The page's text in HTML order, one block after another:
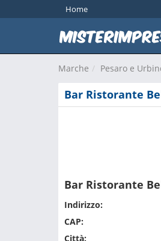
Home
Marche Pesaro e
Bar Ristorante
Bar Ristorante
Indirizzo:
CAP:
Città: